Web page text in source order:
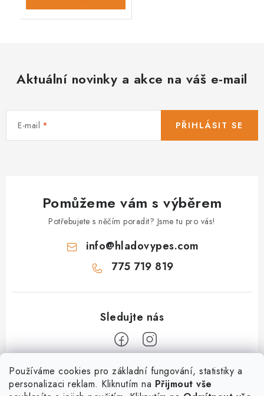
Používáme cookies pro základní fungování, statistiky a
personalizaci reklam. Kliknutím na Přijmout vše
Aktuální novinky a akce na váš e-mail
E-mail PŘIHLÁSIT SE
Pomůžeme vám s výběrem
Potřebujete s něčím poradit? Jsme tu pro vás!
info@hladovypes.com
775 719 819